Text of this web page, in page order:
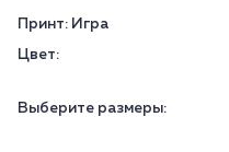
Принт: Игра
Цвет:
Выберите размеры: